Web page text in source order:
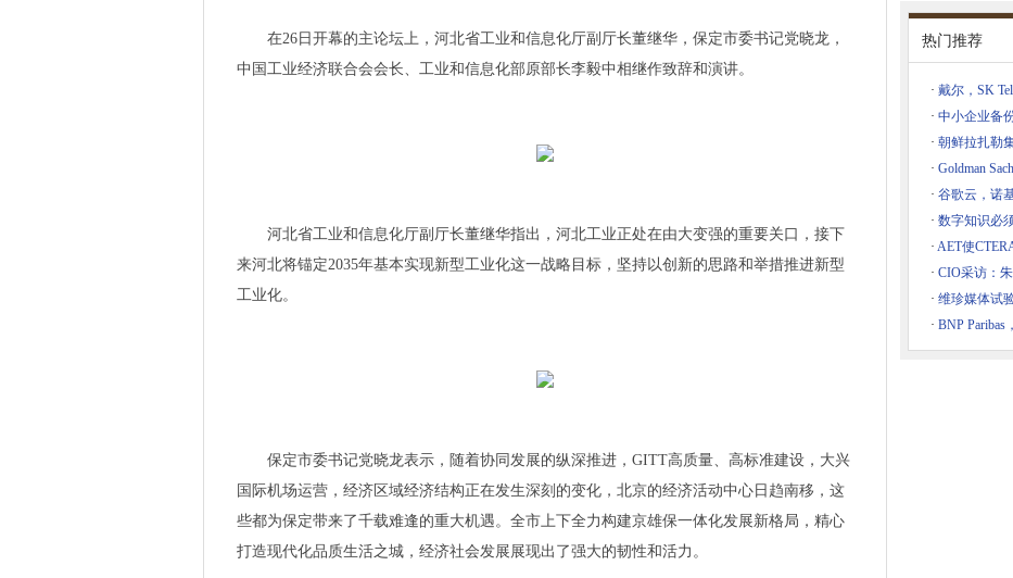
喜讯 | 海目星顺利通过ISO45001职业健康安全管理体系认证！
行业周期始末，2023年慕尼黑华南电子展“圈出”产业关键词！
威图手机售后维修服务-VERTU手机中国售后维修中心
江苏奇一科技有限公司受邀出席2023（第八届）中国制造强国论坛
锦州长城耐火材料有限公司受邀出席2023（第八届）中国制造强国论坛
浙江亚迪纳新材料科技股份有限公司受邀出席2023（第八届）中国制造强国论坛
呆料回收为什么这么难？库存无忧告诉你
戴森首款洗地机，再次“颠覆”行业
在26日开幕的主论坛上，河北省工业和信息化厅副厅长董继华，保定市委书记党晓龙，
中国工业经济联合会会长、工业和信息化部原部长李毅中相继作致辞和演讲。
河北省工业和信息化厅副厅长董继华指出，河北工业正处在由大变强的重要关口，接下
来河北将锚定2035年基本实现新型工业化这一战略目标，坚持以创新的思路和举措推进新型
工业化。
保定市委书记党晓龙表示，随着协同发展的纵深推进，GITT高质量、高标准建设，大兴
国际机场运营，经济区域经济结构正在发生深刻的变化，北京的经济活动中心日趋南移，这
些都为保定带来了千载难逢的重大机遇。全市上下全力构建京雄保一体化发展新格局，精心
打造现代化品质生活之城，经济社会发展展现出了强大的韧性和活力。
热门推荐
· 戴尔，SK
· 中小企业备
· 朝鲜拉扎勒
· Goldman
· 谷歌云，诺
· 数字知识必
· AET使
· CIO采访：
· 维珍媒体试
· BNP Paribas